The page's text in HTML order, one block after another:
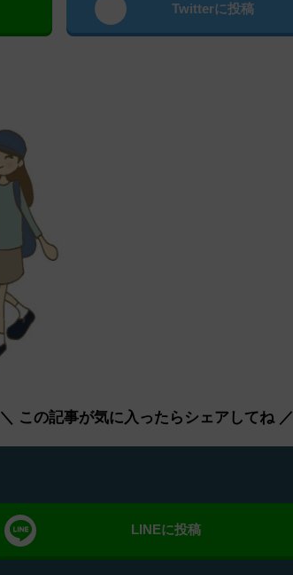
Twitterに投稿
＼ この記事が気に入ったらシェアしてね ／
LINEに投稿